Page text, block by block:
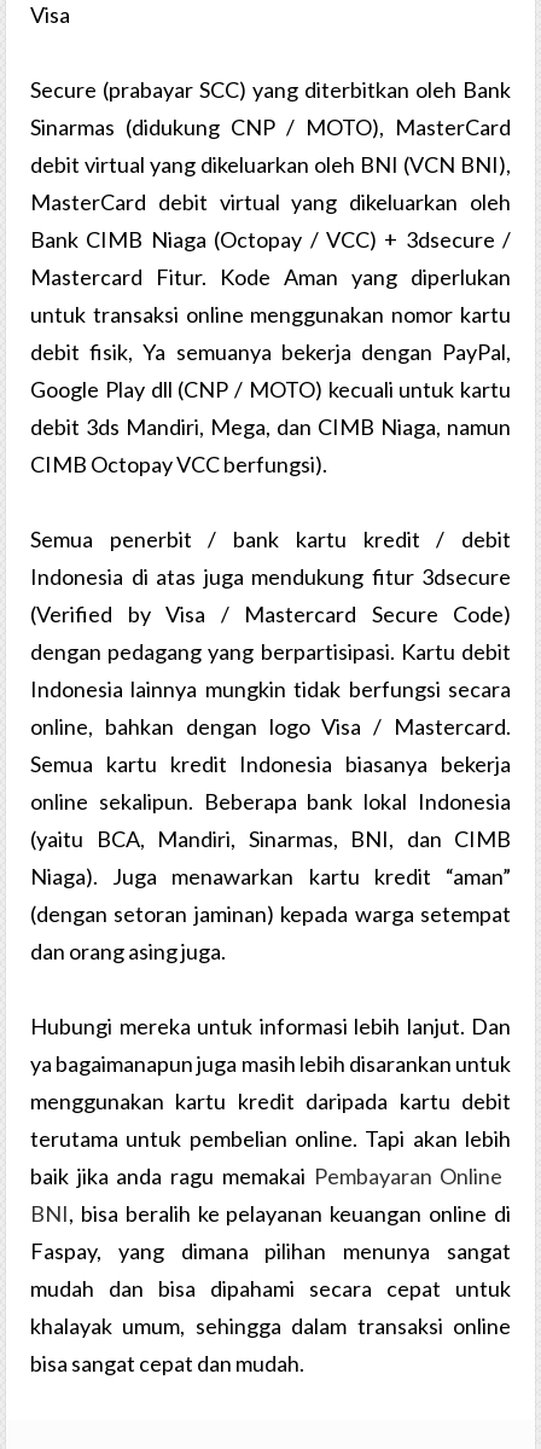
Visa
Secure (prabayar SCC) yang diterbitkan oleh Bank
Sinarmas (didukung CNP / MOTO), MasterCard
debit virtual yang dikeluarkan oleh BNI (VCN BNI),
MasterCard debit virtual yang dikeluarkan oleh
Bank CIMB Niaga (Octopay / VCC) + 3dsecure /
Mastercard Fitur. Kode Aman yang diperlukan
untuk transaksi online menggunakan nomor kartu
debit fisik, Ya semuanya bekerja dengan PayPal,
Google Play dll (CNP / MOTO) kecuali untuk kartu
debit 3ds Mandiri, Mega, dan CIMB Niaga, namun
CIMB Octopay VCC berfungsi).
Semua penerbit / bank kartu kredit / debit
Indonesia di atas juga mendukung fitur 3dsecure
(Verified by Visa / Mastercard Secure Code)
dengan pedagang yang berpartisipasi. Kartu debit
Indonesia lainnya mungkin tidak berfungsi secara
online, bahkan dengan logo Visa / Mastercard.
Semua kartu kredit Indonesia biasanya bekerja
online sekalipun. Beberapa bank lokal Indonesia
(yaitu BCA, Mandiri, Sinarmas, BNI, dan CIMB
Niaga). Juga menawarkan kartu kredit “aman”
(dengan setoran jaminan) kepada warga setempat
dan orang asing juga.
Hubungi mereka untuk informasi lebih lanjut. Dan
ya bagaimanapun juga masih lebih disarankan untuk
menggunakan kartu kredit daripada kartu debit
terutama untuk pembelian online. Tapi akan lebih
baik jika anda ragu memakai Pembayaran​ ​Online​ ​
BNI, bisa beralih ke pelayanan keuangan online di
Faspay, yang dimana pilihan menunya sangat
mudah dan bisa dipahami secara cepat untuk
khalayak umum, sehingga dalam transaksi online
bisa sangat cepat dan mudah.